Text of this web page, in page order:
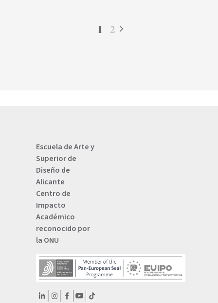
1 2
Escuela de Arte y
Superior de
Diseño de
Alicante
Centro de
Impacto
Académico
reconocido por
la ONU